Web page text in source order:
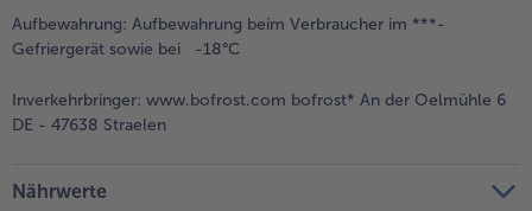
Weiterempfehlen &
Aufbewahrung: Aufbewahrung beim Verbraucher im ***-
Gefriergerät sowie bei -18°C
Inverkehrbringer: www.bofrost.com bofrost* An der Oelmühle 6
DE - 47638 Straelen
Nährwerte